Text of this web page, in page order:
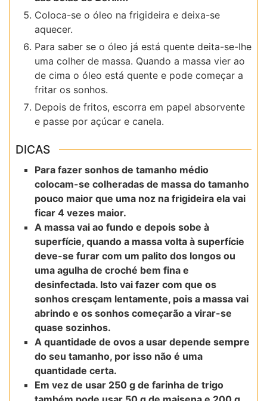
Coloca-se o óleo na frigideira e deixa-se
aquecer.
Para saber se o óleo já está quente deita-se-lhe
uma colher de massa. Quando a massa vier ao
de cima o óleo está quente e pode começar a
fritar os sonhos.
Depois de fritos, escorra em papel absorvente
e passe por açúcar e canela.
DICAS
Para fazer sonhos de tamanho médio
colocam-se colheradas de massa do tamanho
pouco maior que uma noz na frigideira ela vai
ficar 4 vezes maior.
A massa vai ao fundo e depois sobe à
superfície, quando a massa volta à superfície
deve-se furar com um palito dos longos ou
uma agulha de croché bem fina e
desinfectada. Isto vai fazer com que os
sonhos cresçam lentamente, pois a massa vai
abrindo e os sonhos começarão a virar-se
quase sozinhos.
A quantidade de ovos a usar depende sempre
do seu tamanho, por isso não é uma
quantidade certa.
Em vez de usar 250 g de farinha de trigo